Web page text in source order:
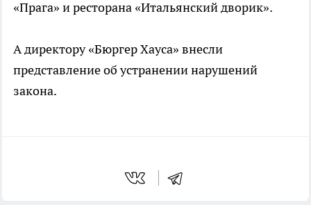
«Прага» и ресторана «Итальянский дворик».
А директору «Бюргер Хауса» внесли
представление об устранении нарушений
закона.